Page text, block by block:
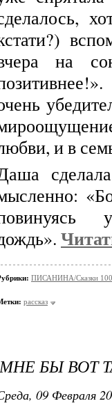
на
и в
ПИСАНИНА/Сказки
рассказ
МНЕ БЫ ВОТ
09 Февраля